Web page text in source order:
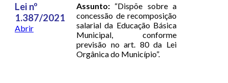
Lei nº
1.387/2021
Abrir
Assunto: “Dispõe sobre a
concessão de recomposição
salarial da Educação Básica
Municipal, conforme
previsão no art. 80 da Lei
Orgânica do Município”.